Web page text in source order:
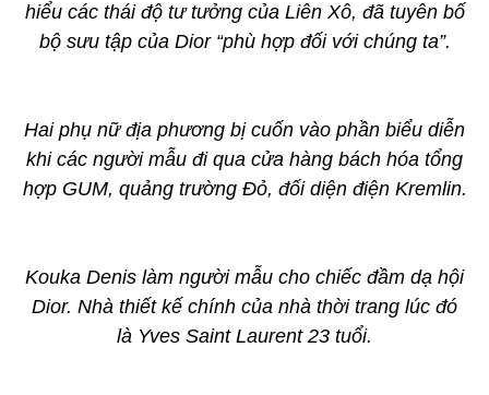
hiểu các thái độ tư tưởng của Liên Xô, đã tuyên bố
bộ sưu tập của Dior “phù hợp đối với chúng ta”.
Hai phụ nữ địa phương bị cuốn vào phần biểu diễn
khi các người mẫu đi qua cửa hàng bách hóa tổng
hợp GUM, quảng trường Đỏ, đối diện điện Kremlin.
Kouka Denis làm người mẫu cho chiếc đầm dạ hội
Dior. Nhà thiết kế chính của nhà thời trang lúc đó
là Yves Saint Laurent 23 tuổi.